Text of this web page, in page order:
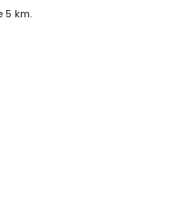
castillo (Castell de
(Torre de Vigía del
(a menos de 5
(a menos de 10 kilómetros
y windsurf (a menos de 1000
ciclismo de montaña,
5 kilómetros del
5 km.